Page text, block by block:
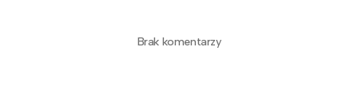
Brak komentarzy